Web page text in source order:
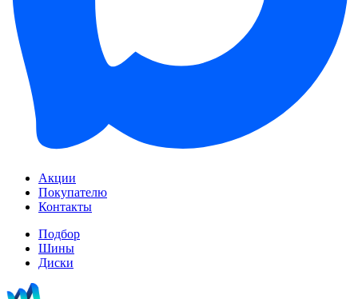
Акции
Покупателю
Контакты
Подбор
Шины
Диски